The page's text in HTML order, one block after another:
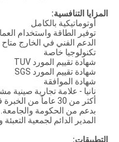
المزايا التنافسية:
أوتوماتيكية بالكامل
توفير الطاقة واستخدام
الدعم الفني في الخارج متاح
تكنولوجيا خاصة
شهادة تقييم المورد TUV
شهادة تقييم المورد SGS
شهادة الموافقة
نانيا - علامة تجارية صينية
أكثر من 30 عاماً من
بدعم من الحكومة والجامعة.
المدير الدائم لجمعية التعبئة
التطبيقات: